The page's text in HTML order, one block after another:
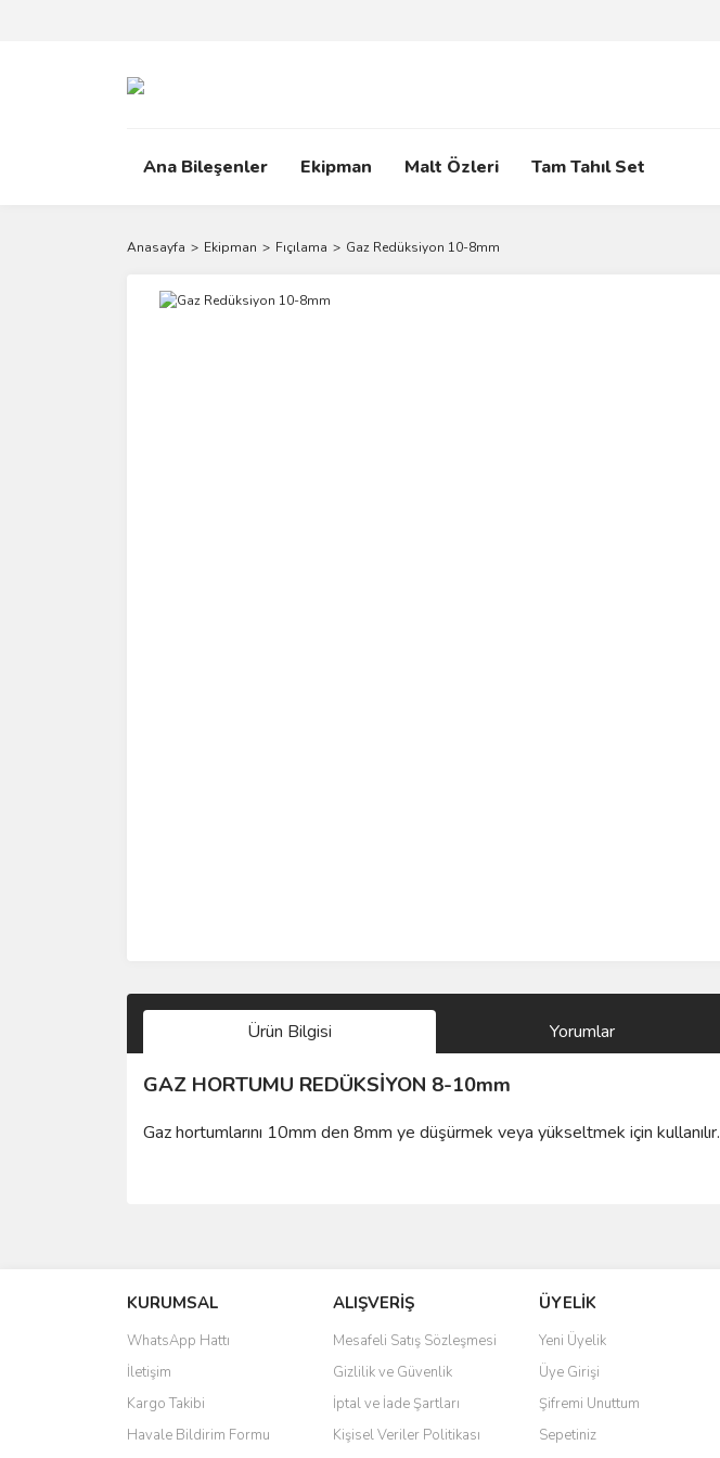
Ana Bileşenler Ekipman Malt Özleri Tam Tahıl Set
Anasayfa Ekipman Fıçılama Gaz Redüksiyon 10-8mm
Ürün Bilgisi Yorumlar
GAZ HORTUMU REDÜKSİYON 8-10mm
Gaz hortumlarını 10mm den 8mm ye düşürmek veya yükseltmek için kullanılır.
9.5
Keske 9.5 mm John Guest uyumlu da olsaydı
Hakan Özkan | 22/04/2021
Ürün resmi kalitesiz, bozuk veya görüntülenemiyor.
Ürün açıklamasında eksik bilgiler bulunuyor.
Ürün bilgilerinde hatalar bulunuyor.
Ürün fiyatı diğer sitelerden daha pahalı.
Bu ürüne benzer farklı alternatifler olmalı.
KURUMSAL
WhatsApp Hattı
İletişim
Kargo Takibi
Havale Bildirim Formu
ALIŞVERİŞ
Mesafeli Satış Sözleşmesi
Gizlilik ve Güvenlik
İptal ve İade Şartları
Kişisel Veriler Politikası
ÜYELİK
Yeni Üyelik
Üye Girişi
Şifremi Unuttum
Sepetiniz